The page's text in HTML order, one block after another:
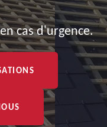
cas d'urgence.